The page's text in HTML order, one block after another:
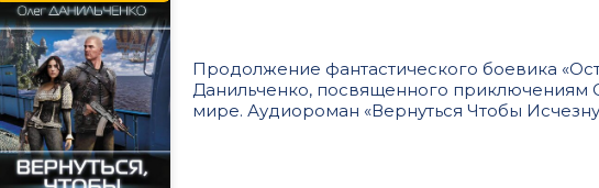
Продолжение фантастического боевика
Данильченко, посвященного приключениям
мире. Аудиороман «Вернуться Чтобы